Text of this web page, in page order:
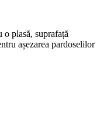
o plasă, suprafață
așezarea pardoselilor